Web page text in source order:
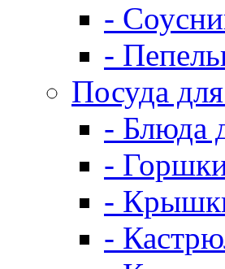
-
-
Посуда
- Блюда
-
-
-